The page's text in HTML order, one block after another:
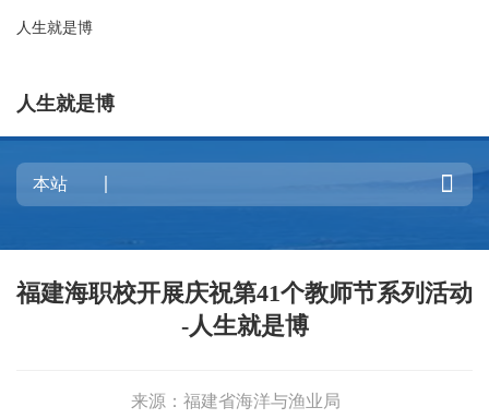
人生就是博
人生就是博

福建海职校开展庆祝第41个教师节系列活动
-人生就是博
来源：福建省海洋与渔业局